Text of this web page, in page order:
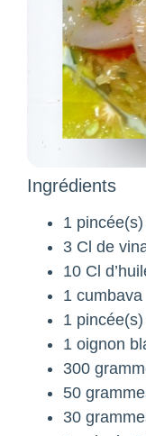
Ingrédients
1
3 Cl de
10 Cl
1 cumbava
1
1 oignon
300
50
30